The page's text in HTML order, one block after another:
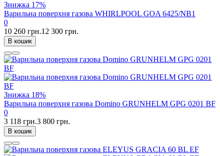
Знижка 17%
Варильна поверхня газова WHIRLPOOL GOA 6425/NB1
0
10 260 грн.12 300 грн.
В кошик
Знижка 18%
Варильна поверхня газова Domino GRUNHELM GPG 0201 BF
0
3 118 грн.3 800 грн.
В кошик